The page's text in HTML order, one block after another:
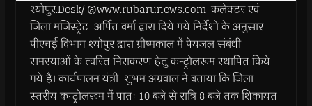
श्योपुर.Desk/ @www.rubarunews.com-कलेक्टर एवं
जिला मजिस्ट्रेट अर्पित वर्मा द्वारा दिये गये निर्देशो के अनुसार
पीएचई विभाग श्योपुर द्वारा ग्रीष्मकाल में पेयजल संबंधी
समस्याओं के त्वरित निराकरण हेतु कन्ट्रोलरूम स्थापित किये
गये है। कार्यपालन यंत्री शुभम अग्रवाल ने बताया कि जिला
स्तरीय कन्ट्रोलरूम में प्रातः 10 बजे से रात्रि 8 बजे तक शिकायत